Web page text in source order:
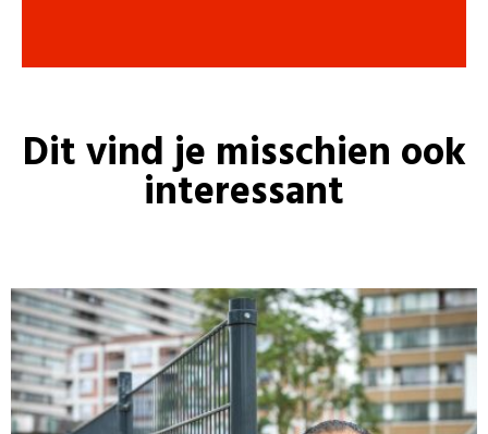
Dit vind je misschien ook
interessant